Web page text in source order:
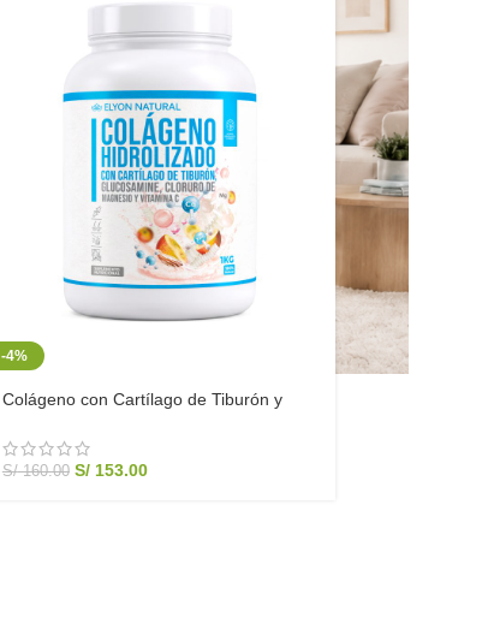
-4%
Colágeno con Cartílago de Tiburón y
S/160.00 S/153.00